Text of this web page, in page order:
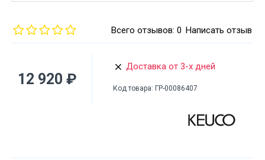
Всего отзывов: 0 Написать отзыв
12 920 ₽
Доставка от 3-х дней
Код товара: ГР-00086407